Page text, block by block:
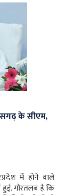
के सीएम,
में होने वाले
हुई. गौरतलब है कि